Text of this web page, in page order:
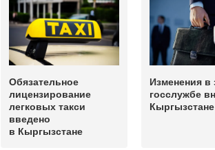
Обязательное
лицензирование
легковых такси
введено
в Кыргызстане
Изменения в
госслужбе
Кыргызстане